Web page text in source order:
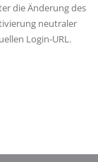
die Änderung des
neutraler
Login-URL.